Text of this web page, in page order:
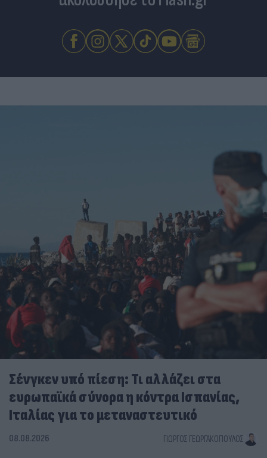
Σένγκεν υπό πίεση: Τι αλλάζει στα
ευρωπαϊκά σύνορα η κόντρα Ισπανίας,
Ιταλίας για το μεταναστευτικό
08.08.2026 ΓΙΏΡΓΟΣ ΓΕΩΡΓΑΚΌΠΟΥΛΟΣ